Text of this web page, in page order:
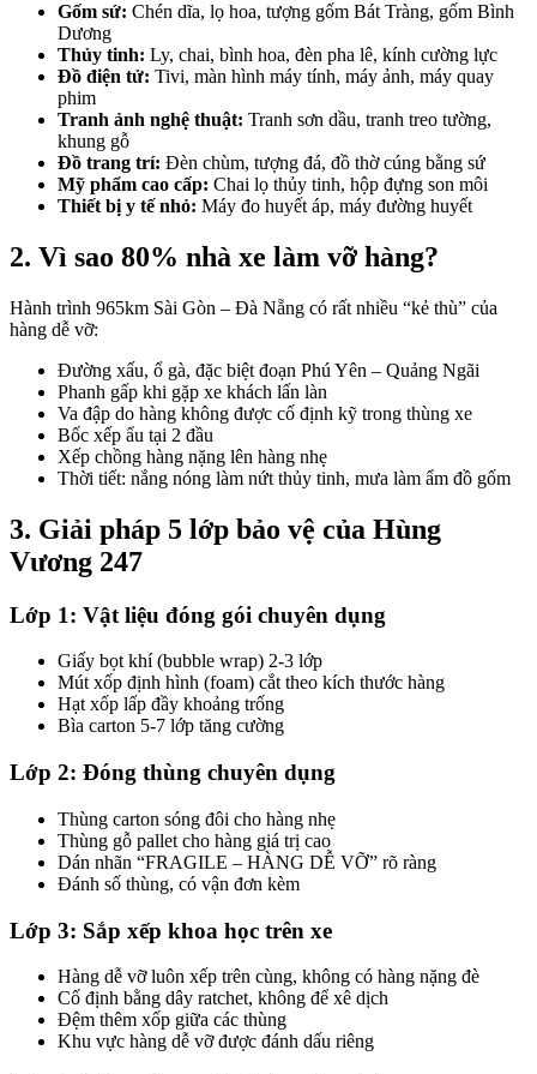
Gốm sứ: Chén dĩa, lọ hoa, tượng gốm Bát Tràng, gốm Bình
Dương
Thủy tinh: Ly, chai, bình hoa, đèn pha lê, kính cường lực
Đồ điện tử: Tivi, màn hình máy tính, máy ảnh, máy quay
phim
Tranh ảnh nghệ thuật: Tranh sơn dầu, tranh treo tường,
khung gỗ
Đồ trang trí: Đèn chùm, tượng đá, đồ thờ cúng bằng sứ
Mỹ phẩm cao cấp: Chai lọ thủy tinh, hộp đựng son môi
Thiết bị y tế nhỏ: Máy đo huyết áp, máy đường huyết
2. Vì sao 80% nhà xe làm vỡ hàng?
Hành trình 965km Sài Gòn – Đà Nẵng có rất nhiều “kẻ thù” của
hàng dễ vỡ:
Đường xấu, ổ gà, đặc biệt đoạn Phú Yên – Quảng Ngãi
Phanh gấp khi gặp xe khách lấn làn
Va đập do hàng không được cố định kỹ trong thùng xe
Bốc xếp ẩu tại 2 đầu
Xếp chồng hàng nặng lên hàng nhẹ
Thời tiết: nắng nóng làm nứt thủy tinh, mưa làm ẩm đồ gốm
3. Giải pháp 5 lớp bảo vệ của Hùng
Vương 247
Lớp 1: Vật liệu đóng gói chuyên dụng
Giấy bọt khí (bubble wrap) 2-3 lớp
Mút xốp định hình (foam) cắt theo kích thước hàng
Hạt xốp lấp đầy khoảng trống
Bìa carton 5-7 lớp tăng cường
Lớp 2: Đóng thùng chuyên dụng
Thùng carton sóng đôi cho hàng nhẹ
Thùng gỗ pallet cho hàng giá trị cao
Dán nhãn “FRAGILE – HÀNG DỄ VỠ” rõ ràng
Đánh số thùng, có vận đơn kèm
Lớp 3: Sắp xếp khoa học trên xe
Hàng dễ vỡ luôn xếp trên cùng, không có hàng nặng đè
Cố định bằng dây ratchet, không để xê dịch
Đệm thêm xốp giữa các thùng
Khu vực hàng dễ vỡ được đánh dấu riêng